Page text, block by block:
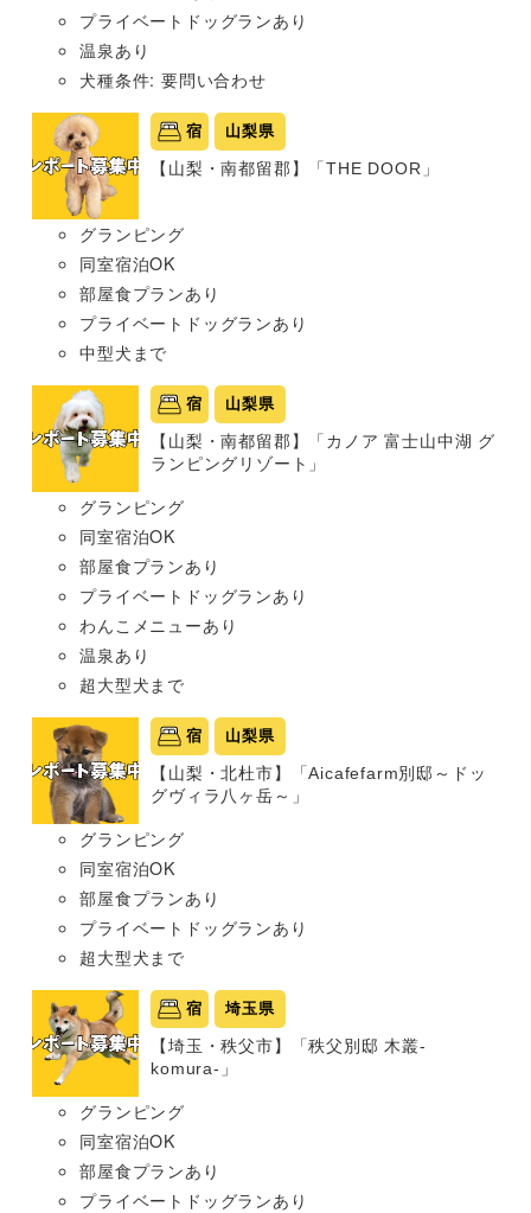
プライベートドッグランあり
温泉あり
犬種条件: 要問い合わせ
宿 山梨県
【山梨・南都留郡】「THE DOOR」
グランピング
同室宿泊OK
部屋食プランあり
プライベートドッグランあり
中型犬まで
宿 山梨県
【山梨・南都留郡】「カノア 富士山中湖 グ
ランピングリゾート」
グランピング
同室宿泊OK
部屋食プランあり
プライベートドッグランあり
わんこメニューあり
温泉あり
超大型犬まで
宿 山梨県
【山梨・北杜市】「Aicafefarm別邸～ドッ
グヴィラ八ヶ岳～」
グランピング
同室宿泊OK
部屋食プランあり
プライベートドッグランあり
超大型犬まで
宿 埼玉県
【埼玉・秩父市】「秩父別邸 木叢-
komura-」
グランピング
同室宿泊OK
部屋食プランあり
プライベートドッグランあり